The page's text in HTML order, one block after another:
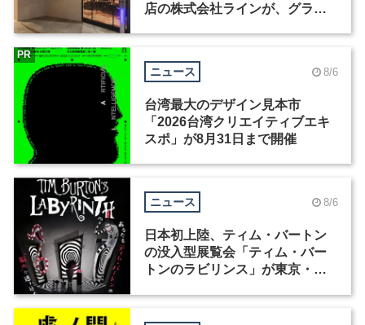
店の株式会社ラインが、グラフ
ニュース 8/6
台湾最大のデザイン見本市
「2026台湾クリエイティブエキ
スポ」が8月31日まで開催
PR
ニュース 8/6
日本初上陸、ティム・バートン
の没入型展覧会「ティム・バー
トンのラビリンス」が東京・豊